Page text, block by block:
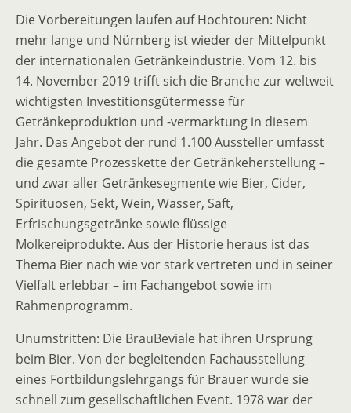
Die Vorbereitungen laufen auf Hochtouren: Nicht
mehr lange und Nürnberg ist wieder der Mittelpunkt
der internationalen Getränkeindustrie. Vom 12. bis
14. November 2019 trifft sich die Branche zur weltweit
wichtigsten Investitionsgütermesse für
Getränkeproduktion und -vermarktung in diesem
Jahr. Das Angebot der rund 1.100 Aussteller umfasst
die gesamte Prozesskette der Getränkeherstellung –
und zwar aller Getränkesegmente wie Bier, Cider,
Spirituosen, Sekt, Wein, Wasser, Saft,
Erfrischungsgetränke sowie flüssige
Molkereiprodukte. Aus der Historie heraus ist das
Thema Bier nach wie vor stark vertreten und in seiner
Vielfalt erlebbar – im Fachangebot sowie im
Rahmenprogramm.
Unumstritten: Die BrauBeviale hat ihren Ursprung
beim Bier. Von der begleitenden Fachausstellung
eines Fortbildungslehrgangs für Brauer wurde sie
schnell zum gesellschaftlichen Event. 1978 war der